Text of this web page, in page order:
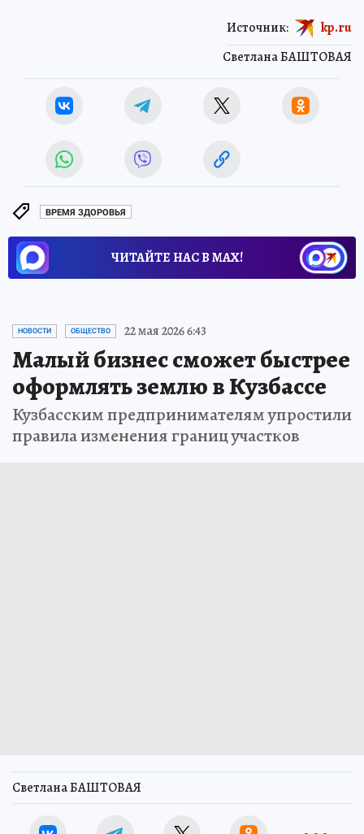
Светлана БАШТОВАЯ
Источник: kp.ru
ВРЕМЯ ЗДОРОВЬЯ
ЧИТАЙТЕ НАС В МАХ!
НОВОСТИ ОБЩЕСТВО 22 мая 2026 6:43
Малый бизнес сможет быстрее
оформлять землю в Кузбассе
Кузбасским предпринимателям упростили
правила изменения границ участков
Светлана БАШТОВАЯ